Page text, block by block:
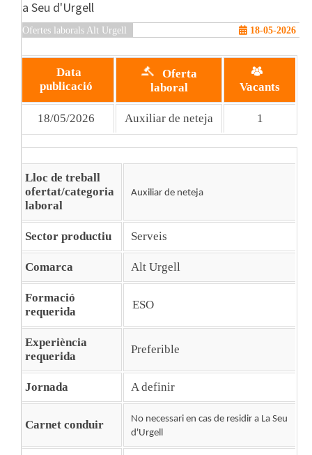
La Seu d'Urgell
Ofertes laborals Alt Urgell 18-05-2026
Data
publicació
Oferta
laboral
Vacants
18/05/2026 Auxiliar de neteja 1
Lloc de treball
ofertat/categoria
laboral
Auxiliar de neteja
Sector productiu Serveis
Comarca Alt Urgell
Formació
requerida
ESO
Experiència
requerida
Preferible
Jornada A definir
Carnet conduir
No necessari en cas de residir a La Seu
d'Urgell